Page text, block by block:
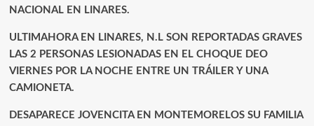
NACIONAL EN LINARES.
ULTIMAHORA EN LINARES, N.L SON REPORTADAS GRAVES
LAS 2 PERSONAS LESIONADAS EN EL CHOQUE DEO
VIERNES POR LA NOCHE ENTRE UN TRÁILER Y UNA
CAMIONETA.
DESAPARECE JOVENCITA EN MONTEMORELOS SU FAMILIA